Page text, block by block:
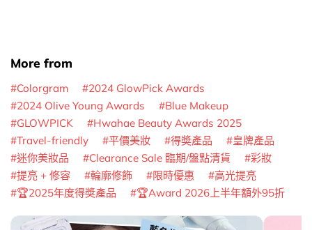
More from
Colorgram
2024 GlowPick Awards
2024 Olive Young Awards
Blue Makeup
GLOWPICK
Hwahae Beauty Awards 2025
Travel-friendly
平價美妝 得奬產品
皇牌產品
迷你美妝品
Clearance Sale 臨期/盤點清貨
彩妝
提亮 + 修容
輪廓修飾 限時優惠
高光提亮
🏆2025年度得奬產品
🏆Award 2026上半年額外95折